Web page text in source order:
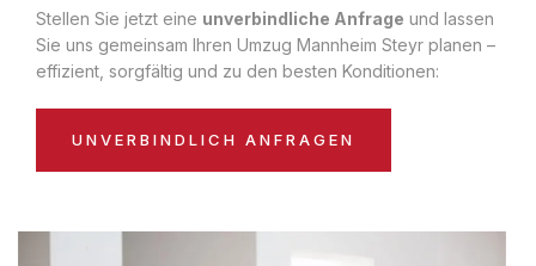
Stellen Sie jetzt eine unverbindliche Anfrage und lassen
Sie uns gemeinsam Ihren Umzug Mannheim Steyr planen –
effizient, sorgfältig und zu den besten Konditionen:
UNVERBINDLICH ANFRAGEN